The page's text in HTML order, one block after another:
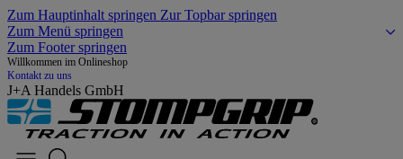
Zum Hauptinhalt springen Zur Topbar springen
Zum Menü springen
Zum Footer springen
Willkommen im Onlineshop
Kontakt zu uns
J+A Handels GmbH